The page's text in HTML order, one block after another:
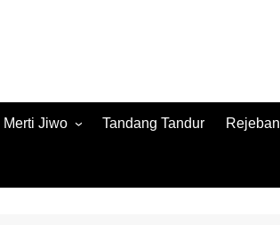
Merti Jiwo
Merti Jiwo 2023
Tandang Tandur Rejeban